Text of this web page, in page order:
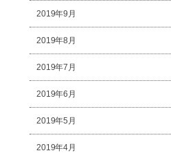
2019年9月
2019年8月
2019年7月
2019年6月
2019年5月
2019年4月